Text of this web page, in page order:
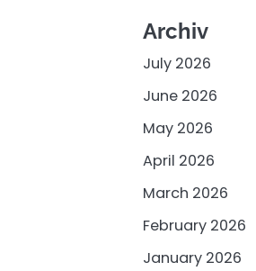
Archiv
July 2026
June 2026
May 2026
April 2026
March 2026
February 2026
January 2026